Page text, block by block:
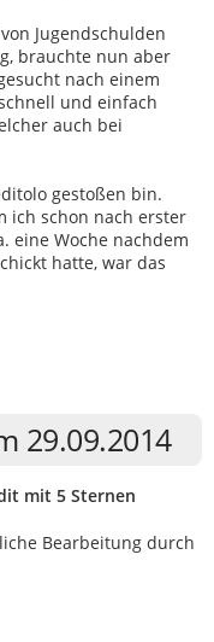
Jugendschulden
brauchte nun aber
nach einem
und einfach
auch bei
gestoßen bin.
ich schon nach erster
eine Woche nachdem
hatte, war das
29.09.2014
mit 5 Sternen
Bearbeitung durch